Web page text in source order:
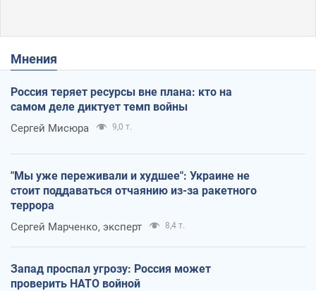
Мнения
Россия теряет ресурсы вне плана: кто на
самом деле диктует темп войны
Сергей Мисюра 9,0 т.
"Мы уже переживали и худшее": Украине не
стоит поддаваться отчаянию из-за ракетного
террора
Сергей Марченко, эксперт 8,4 т.
Запад проспал угрозу: Россия может
проверить НАТО войной